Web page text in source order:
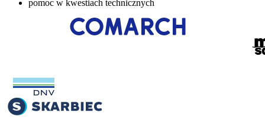
pomoc w kwestiach technicznych